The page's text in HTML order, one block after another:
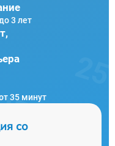
3 лет
35 минут
со